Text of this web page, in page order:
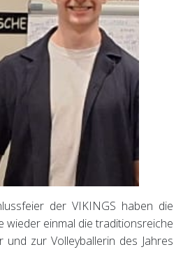
der VIKINGS haben die
wieder einmal die traditionsreiche
und zur Volleyballerin des Jahres